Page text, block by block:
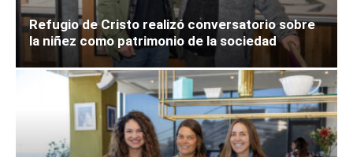
Refugio de Cristo realizó conversatorio sobre
la niñez como patrimonio de la sociedad